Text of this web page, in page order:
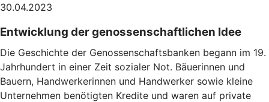
30.04.2023
Entwicklung der genossenschaftlichen Idee
Die Geschichte der Genossenschaftsbanken begann im 19.
Jahrhundert in einer Zeit sozialer Not. Bäuerinnen und
Bauern, Handwerkerinnen und Handwerker sowie kleine
Unternehmen benötigten Kredite und waren auf private